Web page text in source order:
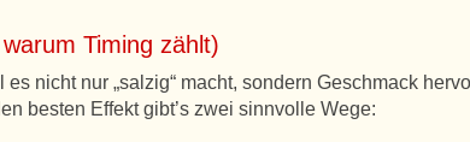
Timing zählt)
nicht nur „salzig“ macht, sondern Geschmack
besten Effekt gibt’s zwei sinnvolle Wege: